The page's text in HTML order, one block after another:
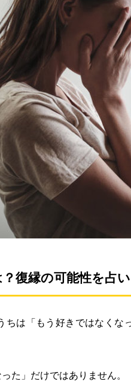
復縁の可能性を占い
は「もう好きではなくな
た」だけではありません。